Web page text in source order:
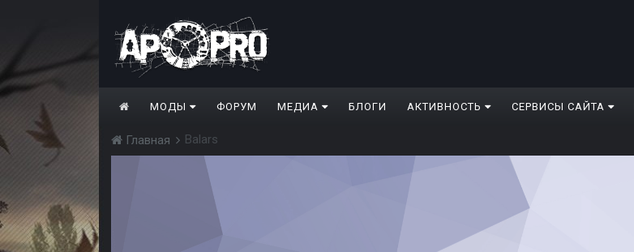
МОДЫ ФОРУМ МЕДИА БЛОГИ АКТИВНОСТЬ СЕРВИСЫ САЙТА
Главная Balars